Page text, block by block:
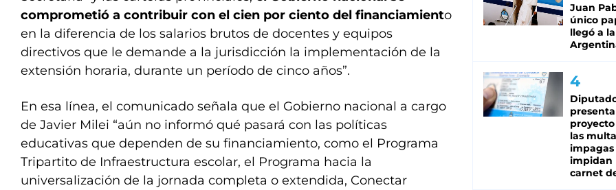
comprometió a contribuir con el cien por ciento del financiamiento
en la diferencia de los salarios brutos de docentes y equipos
directivos que le demande a la jurisdicción la implementación de la
extensión horaria, durante un período de cinco años”.
En esa línea, el comunicado señala que el Gobierno nacional a cargo
de Javier Milei “aún no informó qué pasará con las políticas
educativas que dependen de su financiamiento, como el Programa
Tripartito de Infraestructura escolar, el Programa hacia la
universalización de la jornada completa o extendida, Conectar
Juan
único
llegó a la
las
impagas
impidan
carnet